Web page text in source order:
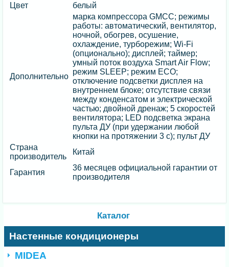
Цвет
белый
Дополнительно
марка компрессора GMCC; режимы
работы: автоматический, вентилятор,
ночной, обогрев, осушение,
охлаждение, турборежим; Wi-Fi
(опционально); дисплей; таймер;
умный поток воздуха Smart Air Flow;
режим SLEEP; режим ECO;
отключение подсветки дисплея на
внутреннем блоке; отсутствие связи
между конденсатом и электрической
частью; двойной дренаж; 5 скоростей
вентилятора; LED подсветка экрана
пульта ДУ (при удержании любой
кнопки на протяжении 3 с); пульт ДУ
Страна
производитель
Китай
Гарантия
36 месяцев официальной гарантии от
производителя
Каталог
Настенные кондиционеры
MIDEA